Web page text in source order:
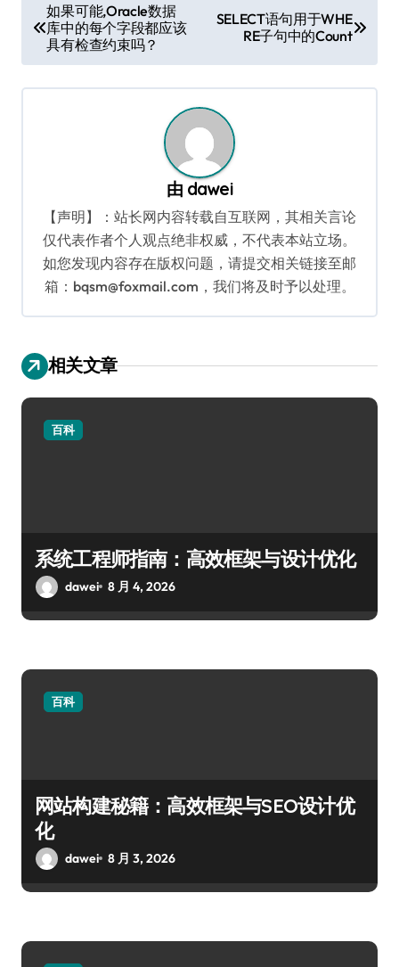
章
导
航
如果可能,Oracle数据
库中的每个字段都应该
具有检查约束吗？
SELECT语句用于WHE
RE子句中的Count
由 dawei
【声明】：站长网内容转载自互联网，其相关言论
仅代表作者个人观点绝非权威，不代表本站立场。
如您发现内容存在版权问题，请提交相关链接至邮
箱：bqsm@foxmail.com，我们将及时予以处理。
相关文章
百科
系统工程师指南：高效框架与设计优化
dawei 8 月 4, 2026
百科
网站构建秘籍：高效框架与SEO设计优
化
dawei 8 月 3, 2026